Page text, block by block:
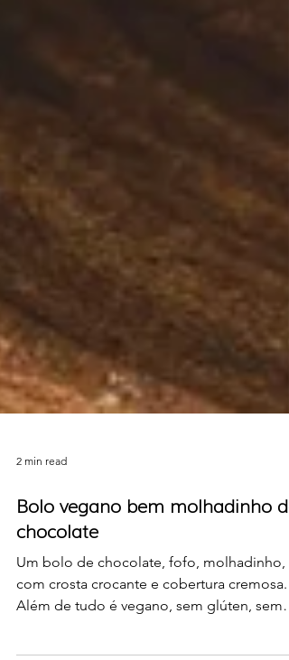
2 min read
Bolo vegano bem molhadinho de
chocolate
Um bolo de chocolate, fofo, molhadinho,
Além de tudo é vegano, sem glúten, sem